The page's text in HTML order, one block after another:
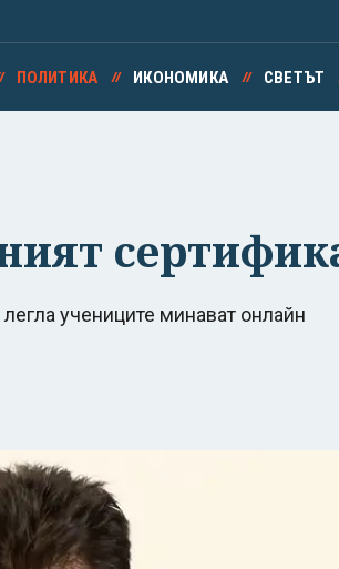
ПОЛИТИКА ИКОНОМИКА СВЕТЪТ
учениците минават онлайн